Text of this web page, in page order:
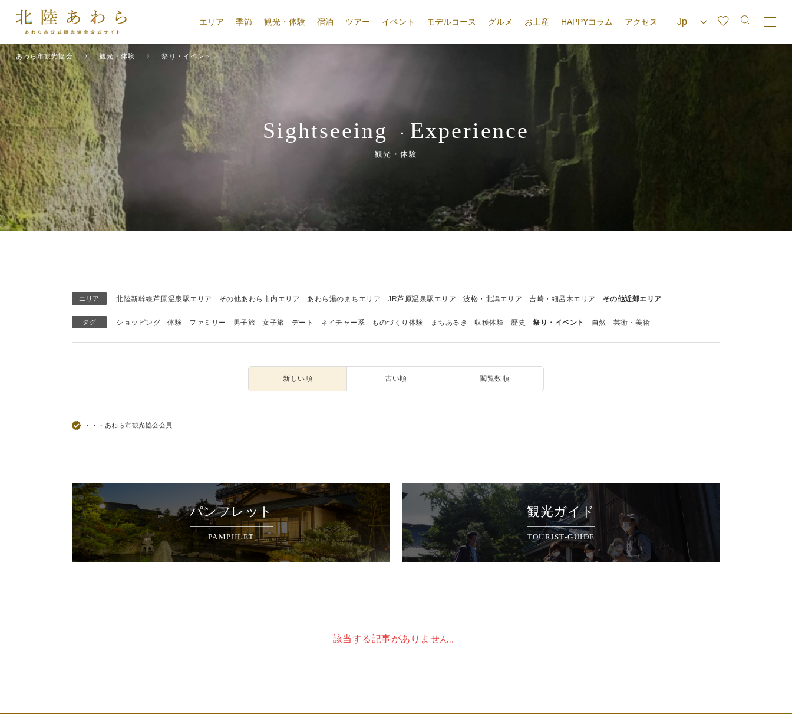
エリア 季節 観光・体験 宿泊 ツアー イベント モデルコース グルメ お土産 HAPPYコラム アクセス
あわら市観光協会 観光・体験 祭り・イベント
Sightseeing ・ Experience
観光・体験
エリア 北陸新幹線芦原温泉駅エリア その他あわら市内エリア あわら湯のまちエリア JR芦原温泉駅エリア 波松・北潟エリア 吉崎・細呂木エリア その他近郊エリア
タグ ショッピング 体験 ファミリー 男子旅 女子旅 デート ネイチャー系 ものづくり体験 まちあるき 収穫体験 歴史 祭り・イベント 自然 芸術・美術
新しい順 古い順 閲覧数順
・・・あわら市観光協会会員
パンフレット
PAMPHLET
観光ガイド
TOURIST-GUIDE
該当する記事がありません。